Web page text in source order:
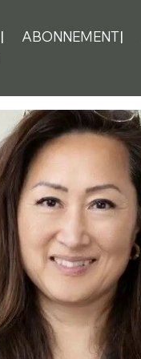
ABONNEMENT